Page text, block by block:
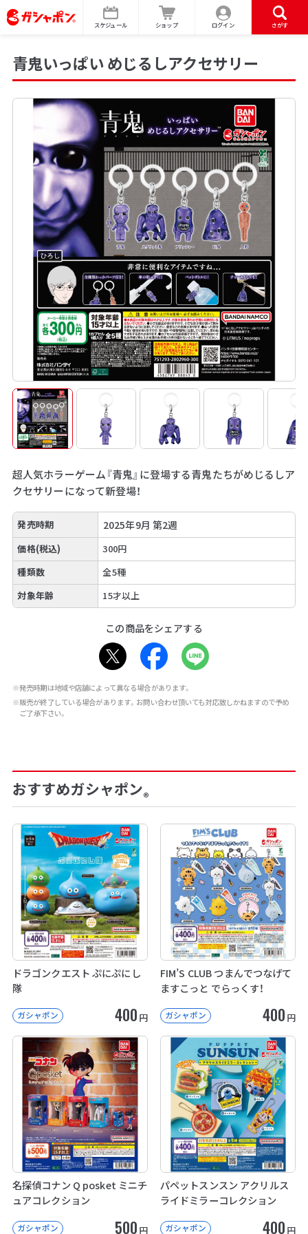
スケジュール ショップ ログイン さがす
青鬼いっぱい めじるしアクセサリー
超人気ホラーゲーム『青鬼』に登場する青鬼たちがめじるしア
クセサリーになって新登場！
発売時期 2025年9月 第2週
価格(税込)
300円
種類数
全5種
対象年齢
15才以上
この商品をシェアする
※発売時期は地域や店舗によって異なる場合があります。
※販売が終了している場合があります。お問い合わせ頂いても対応致しかねますので予め
ご了承下さい。
おすすめガシャポン®
ドラゴンクエスト ぷにぷにし
隊
ガシャポン 400 円
FIM’S CLUB つまんでつなげて
ますこっと でらっくす！
ガシャポン 400 円
名探偵コナン Q posket ミニチ
ュアコレクション
ガシャポン 500 円
パペットスンスン アクリルス
ライドミラーコレクション
ガシャポン 400 円